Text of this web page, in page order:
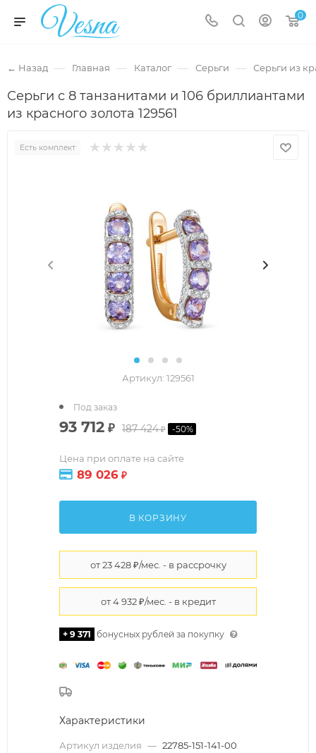
0
← Назад — Главная — Каталог — Серьги — Серьги из
Серьги с 8 танзанитами и 106 бриллиантами
из красного золота 129561
Есть комплект
Артикул: 129561
93 712 ₽ 187 424₽ -50%
Цена при оплате на сайте
89 026 ₽
Под заказ
В КОРЗИНУ
+ 9 371 бонусных рублей за покупку
Характеристики
Артикул изделия — 22785-151-141-00